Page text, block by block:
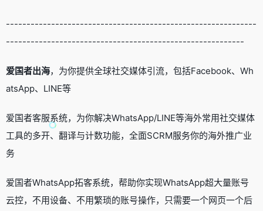
-------------------------------------------------------------
----------------------------------------------------------
爱国者出海，为你提供全球社交媒体引流，包括Facebook、Wh
atsApp、LINE等
爱国者客服系统，为你解决WhatsApp/LINE等海外常用社交媒体
工具的多开、翻译与计数功能，全面SCRM服务你的海外推广业
务
爱国者WhatsApp拓客系统，帮助你实现WhatsApp超大量账号
云控，不用设备、不用繁琐的账号操作，只需要一个网页一个后